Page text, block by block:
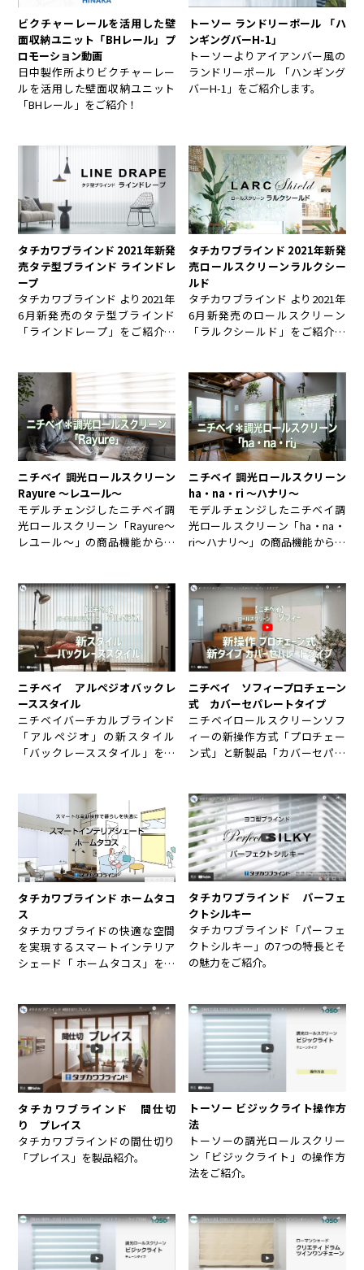
ビクチャーレールを活用した壁
面収納ユニット「BHレール」プ
ロモーション動画
日中製作所よりビクチャーレー
ルを活用した壁面収納ユニット
「BHレール」をご紹介！
トーソー ランドリーポール 「ハ
ンギングバーH-1」
トーソーよりアイアンバー風の
ランドリーポール 「ハンギング
バーH-1」をご紹介します。
タチカワブラインド 2021年新発
売タテ型ブラインド ラインドレ
ープ
タチカワブラインド より2021年
6月新発売のタテ型ブラインド
「ラインドレープ」をご紹介し
タチカワブラインド 2021年新発
売ロールスクリーンラルクシー
ルド
タチカワブラインド より2021年
6月新発売のロールスクリーン
「ラルクシールド」をご紹介し
ニチベイ 調光ロールスクリーン
Rayure 〜レユール〜
モデルチェンジしたニチベイ調
光ロールスクリーン「Rayure〜
レユール〜」の商品機能から取
ニチベイ 調光ロールスクリーン
ha・na・ri 〜ハナリ〜
モデルチェンジしたニチベイ調
光ロールスクリーン「ha・na・
ri〜ハナリ〜」の商品機能から取
ニチベイ アルペジオバックレ
ーススタイル
ニチベイバーチカルブラインド
「アルペジオ」の新スタイル
「バックレーススタイル」を製
ニチベイ ソフィープロチェーン
式 カバーセパレートタイプ
ニチベイロールスクリーンソフ
ィーの新操作方式「プロチェー
ン式」と新製品「カバーセパレ
タチカワブラインド ホームタコ
ス
タチカワブライドの快適な空間
を実現するスマートインテリア
シェード「 ホームタコス」を製
タチカワブラインド パーフェ
クトシルキー
タチカワブラインド「パーフェ
クトシルキー」の7つの特長とそ
の魅力をご紹介。
タチカワブラインド 間仕切
り プレイス
タチカワブラインドの間仕切り
「プレイス」を製品紹介。
トーソー ビジックライト操作方
法
トーソーの調光ロールスクリー
ン「ビジックライト」の操作方
法をご紹介。